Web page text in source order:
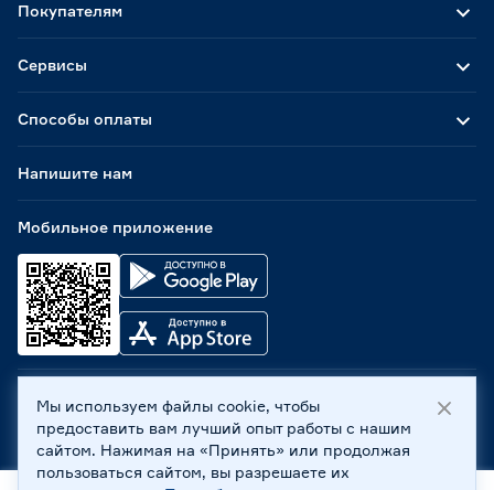
Способы оплаты
Мобильное приложение
Покупателям
Сервисы
Напишите нам
ООО «Бауцентр Рус» 2004 -2026, 236029, г. Калининград,
ул. А.Невского, 205. ИНН 7702596813, КПП 390601001 ©
Все права защищены
Политика обработки персональных данных
Мы используем файлы cookie, чтобы
предоставить вам лучший опыт работы с нашим
сайтом. Нажимая на «Принять» или продолжая
пользоваться сайтом, вы разрешаете их